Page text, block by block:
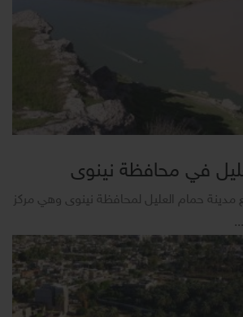
في محافظة نينوى
مدينة حمام العليل لمحافظة نينوى وهي مركز